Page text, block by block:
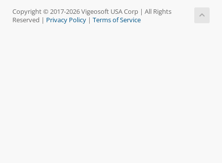
Copyright © 2017-2026 Vigeosoft USA Corp | All Rights
Reserved | Privacy Policy | Terms of Service